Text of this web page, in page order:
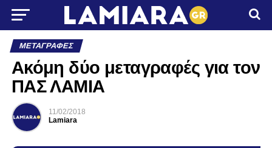
ΜΕΤΑΓΡΑΦΈΣ
Ακόμη δύο μεταγραφές για τον
ΠΑΣ ΛΑΜΙΑ
11/02/2018
Lamiara